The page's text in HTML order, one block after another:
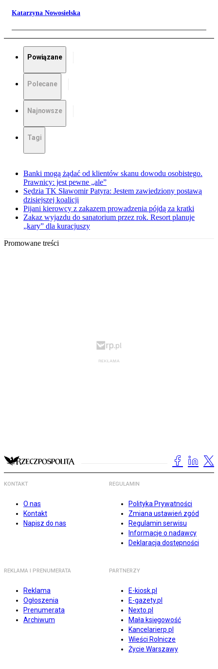
Katarzyna Nowosielska
Powiązane
Polecane
Najnowsze
Tagi
Banki mogą żądać od klientów skanu dowodu osobistego.
Prawnicy: jest pewne „ale”
Sędzia TK Sławomir Patyra: Jestem zawiedziony postawą
dzisiejszej koalicji
Pijani kierowcy z zakazem prowadzenia pójdą za kratki
Zakaz wyjazdu do sanatorium przez rok. Resort planuje
„kary” dla kuracjuszy
Promowane treści
KONTAKT
O nas
Kontakt
Napisz do nas
REGULAMIN
Polityka Prywatności
Zmiana ustawień zgód
Regulamin serwisu
Informacje o nadawcy
Deklaracja dostępności
REKLAMA I PRENUMERATA
Reklama
Ogłoszenia
Prenumerata
Archiwum
PARTNERZY
E-kiosk.pl
E-gazety.pl
Nexto.pl
Mała księgowość
Kancelarierp.pl
Wieści Rolnicze
Życie Warszawy